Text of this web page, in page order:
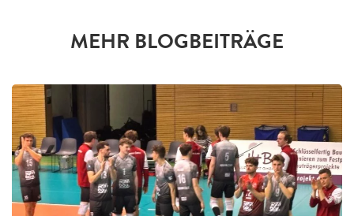
MEHR BLOGBEITRÄGE